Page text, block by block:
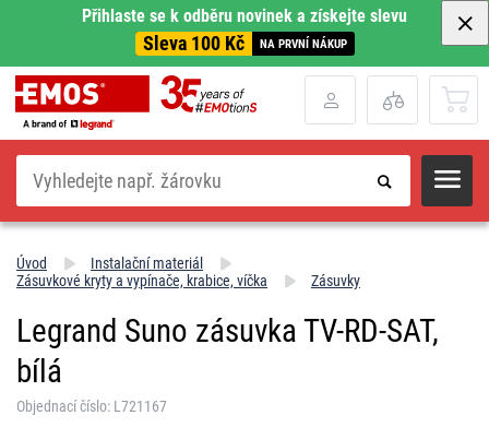
Přihlaste se k odběru novinek a získejte slevu
Sleva 100 Kč NA PRVNÍ NÁKUP
Hledat
Úvod
Instalační materiál
Zásuvkové kryty a vypínače, krabice, víčka
Zásuvky
Legrand Suno zásuvka TV-RD-SAT,
bílá
Objednací číslo: L721167